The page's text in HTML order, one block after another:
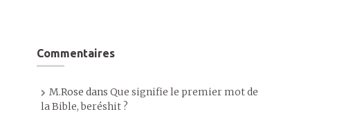
Commentaires
M.Rose dans Que signifie le premier mot de
la Bible, beréshit ?